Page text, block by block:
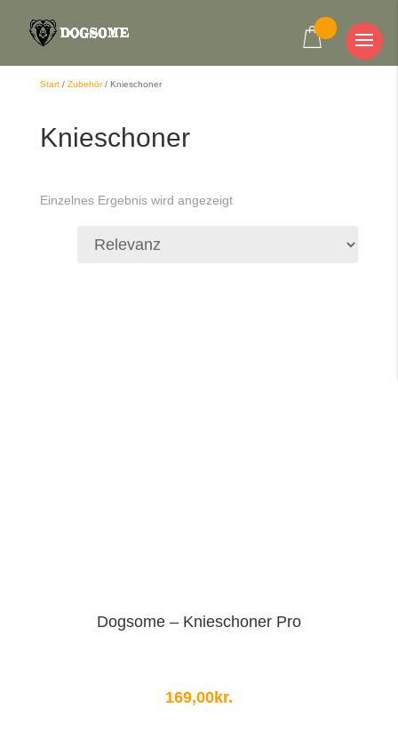
Start/ Zubehör/ Knieschoner
Knieschoner
Einzelnes Ergebnis wird angezeigt
Dogsome – Knieschoner Pro
169,00kr.